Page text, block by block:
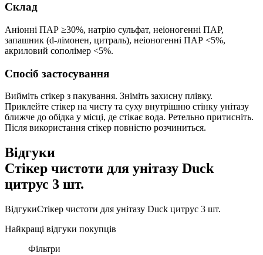
Склад
Аніонні ПАР ≥30%, натрію сульфат, неіоногенні ПАР,
запашник (d-лімонен, цитраль), неіоногенні ПАР <5%,
акриловий сополімер <5%.
Спосіб застосування
Вийміть стікер з пакування. Зніміть захисну плівку.
Приклейте стікер на чисту та суху внутрішню стінку унітазу
ближче до обідка у місці, де стікає вода. Ретельно притисніть.
Після використання стікер повністю розчиниться.
Відгуки
Стікер чистоти для унітазу Duck
цитрус 3 шт.
ВідгукиСтікер чистоти для унітазу Duck цитрус 3 шт.
Найкращі відгуки покупців
Фільтри